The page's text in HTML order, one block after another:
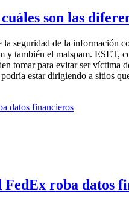
son las
seguridad de la información
también el malspam. ESET,
tomar para evitar ser víctima
estar dirigiendo a sitios
roba datos